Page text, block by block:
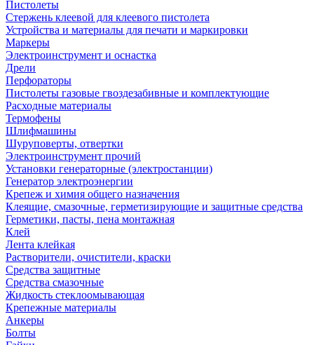
Пистолеты
Стержень клеевой для клеевого пистолета
Устройства и материалы для печати и маркировки
Маркеры
Электроинструмент и оснастка
Дрели
Перфораторы
Пистолеты газовые гвоздезабивные и комплектующие
Расходные материалы
Термофены
Шлифмашины
Шуруповерты, отвертки
Электроинструмент прочий
Установки генераторные (электростанции)
Генератор электроэнергии
Крепеж и химия общего назначения
Клеящие, смазочные, герметизирующие и защитные средства
Герметики, пасты, пена монтажная
Клей
Лента клейкая
Растворители, очистители, краски
Средства защитные
Средства смазочные
Жидкость стеклоомывающая
Крепежные материалы
Анкеры
Болты